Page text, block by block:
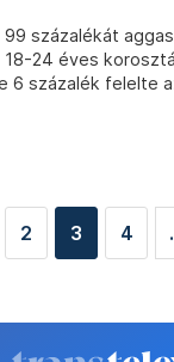
százalékát
24 éves
6 százalék felelte
2 3 4